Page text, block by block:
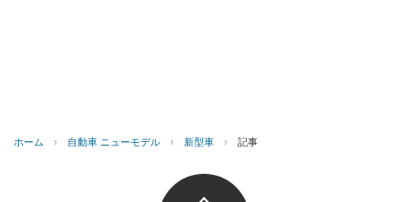
ホーム › 自動車 ニューモデル › 新型車 › 記事